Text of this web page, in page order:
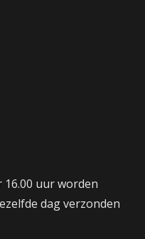
uur worden
dag verzonden